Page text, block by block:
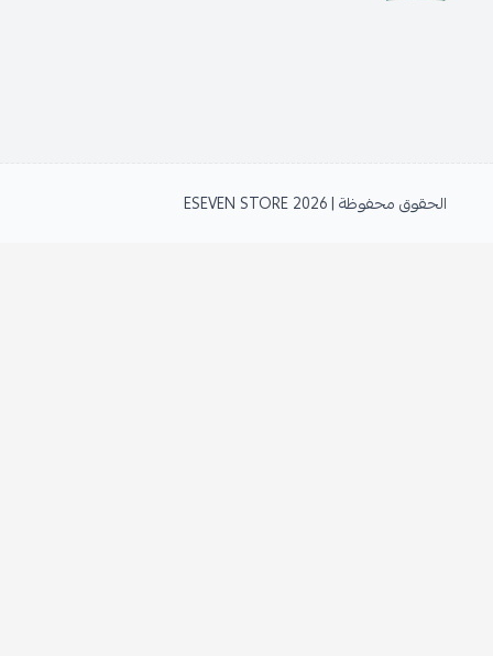
الحقوق محفوظة | 2026 ESEVEN STORE